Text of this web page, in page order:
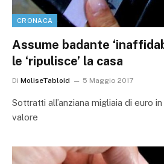
CRONACA
Assume badante
le ‘ripulisce’ la casa
Di MoliseTabloid 5 Maggio 2017
Sottratti all’anziana migliaia di euro
valore